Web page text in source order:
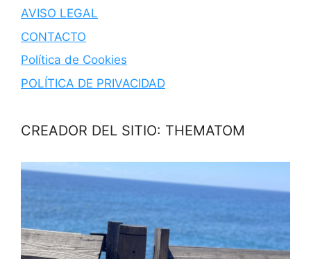
AVISO LEGAL
CONTACTO
Política de Cookies
POLÍTICA DE PRIVACIDAD
CREADOR DEL SITIO: THEMATOM